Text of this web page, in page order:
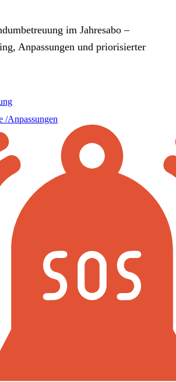
im Jahresabo –
Anpassungen und priorisierter
/Anpassungen